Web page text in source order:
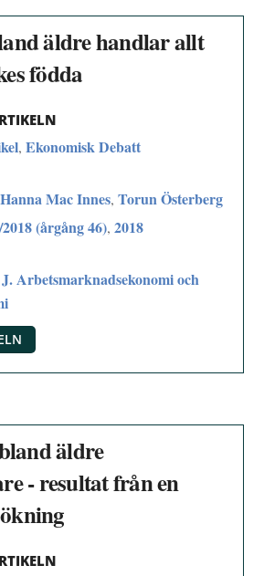
äldre handlar allt
födda
,Ekonomisk Debatt
Hanna Mac Innes,Torun Österberg
(årgång 46),2018
J. Arbetsmarknadsekonomi och
äldre
- resultat från en